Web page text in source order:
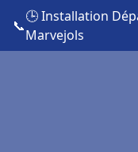
📞
🕒 Installation
Marvejols